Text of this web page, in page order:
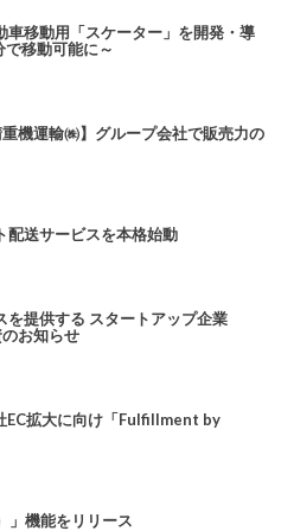
車移動用「スケーター」を開発・導
移動可能に～
機運輸㈱】グループ会社で販売力の
配送サービスを本格始動
を提供する スタートアップ企業
お知らせ
EC拡大に向け「Fulfillment by
」機能をリリース